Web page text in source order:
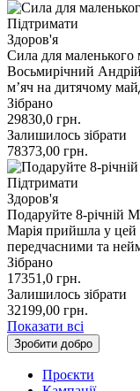
Підтримати
Здоров'я
Сила для маленького
Восьмирічний
мʼяч на дитячому
Зібрано
29830,0 грн.
Залишилось зібрати
78373,00 грн.
Підтримати
Здоров'я
Подаруйте 8-річній
Марія прийшла у цей
передчасними та
Зібрано
17351,0 грн.
Залишилось зібрати
32199,00 грн.
Показати всі
Зробити добро
Проєкти